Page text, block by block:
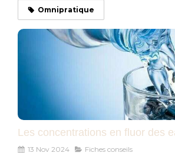
Omnipratique
Les concentrations en fluor des
13 Nov 2024 Fiches conseils